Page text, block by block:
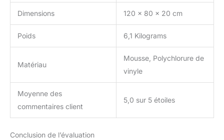
Dimensions 120 x 80 x 20 cm
Poids 6,1 Kilograms
Matériau
Mousse, Polychlorure de
vinyle
Moyenne des
commentaires client
5,0 sur 5 étoiles
Conclusion de l’évaluation